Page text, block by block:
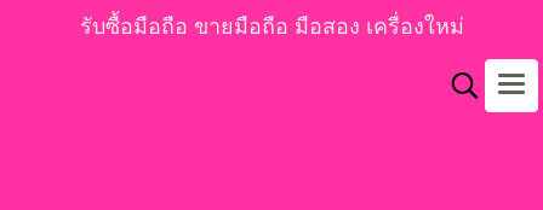
รับซื้อมือถือ ขายมือถือ มือสอง เครื่องใหม่